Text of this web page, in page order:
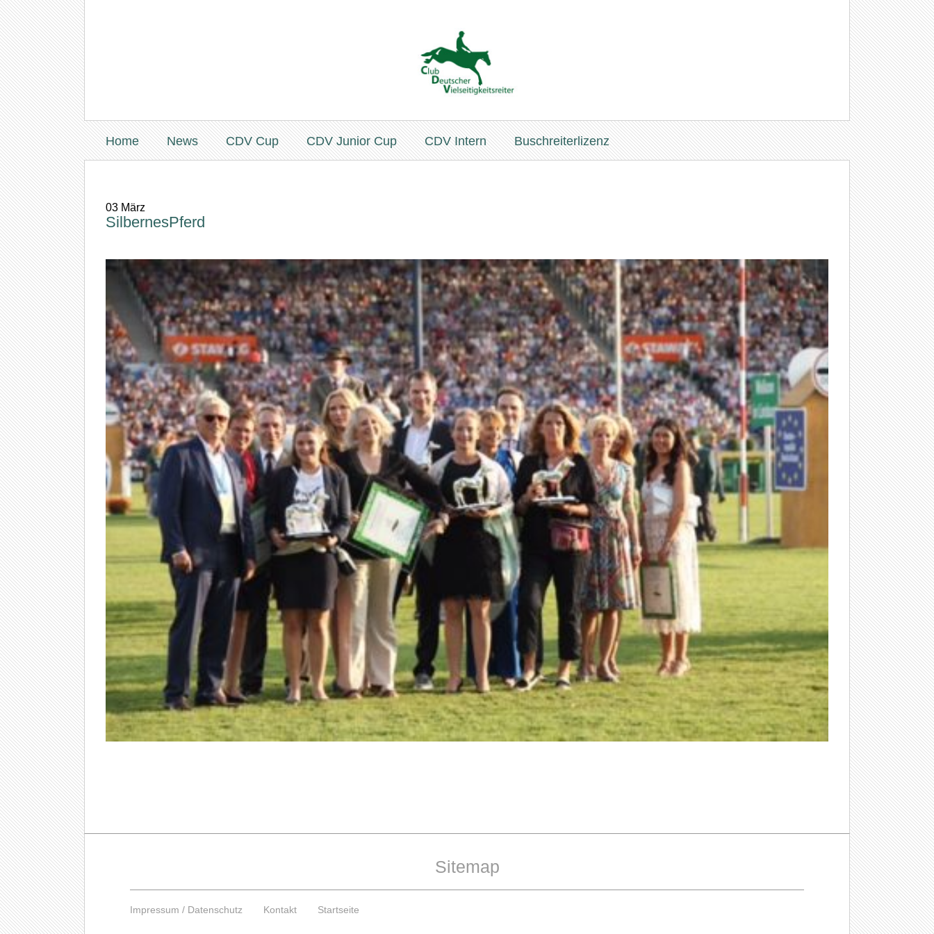
Home News CDV Cup CDV Junior Cup CDV Intern Buschreiterlizenz
03 März
SilbernesPferd
Sitemap
Impressum / Datenschutz Kontakt Startseite